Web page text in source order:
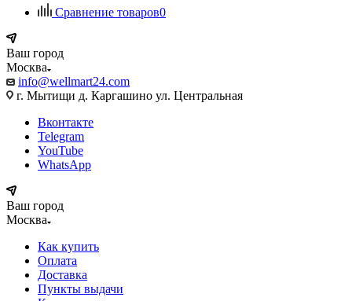
Сравнение товаров0
Ваш город
Москва
info@wellmart24.com
г. Мытищи д. Каргашино ул. Центральная
Вконтакте
Telegram
YouTube
WhatsApp
Ваш город
Москва
Как купить
Оплата
Доставка
Пункты выдачи